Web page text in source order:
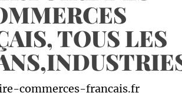
TOUS LES
commerces-francais.fr